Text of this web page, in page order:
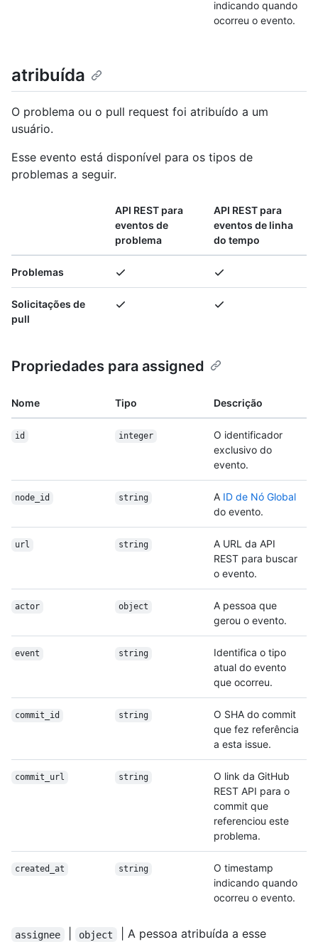
indicando quando
ocorreu o evento.
atribuída
O problema ou o pull request foi atribuído a um
usuário.
Esse evento está disponível para os tipos de
problemas a seguir.
API REST para
eventos de
problema
API REST para
eventos de linha
do tempo
Problemas
Solicitações de
pull
Propriedades para assigned
Nome Tipo Descrição
id integer
O identificador
exclusivo do
evento.
node_id string A ID de Nó Global
do evento.
url string
A URL da API
REST para buscar
o evento.
actor object
A pessoa que
gerou o evento.
event string
Identifica o tipo
atual do evento
que ocorreu.
commit_id string
O SHA do commit
que fez referência
a esta issue.
commit_url string
O link da GitHub
REST API para o
commit que
referenciou este
problema.
created_at string
O timestamp
indicando quando
ocorreu o evento.
assignee object
| A pessoa atribuída a esse